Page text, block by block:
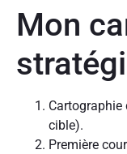
Mon
Cartographie
cible).
Première